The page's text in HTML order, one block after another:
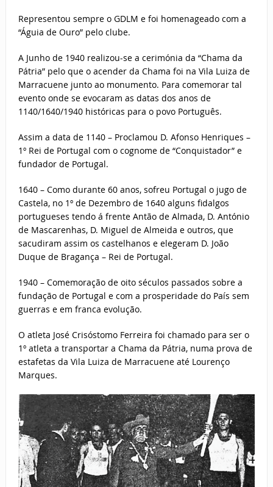
Representou sempre o GDLM e foi homenageado com a
“Águia de Ouro” pelo clube.
A Junho de 1940 realizou-se a cerimónia da “Chama da
Pátria” pelo que o acender da Chama foi na Vila Luiza de
Marracuene junto ao monumento. Para comemorar tal
evento onde se evocaram as datas dos anos de
1140/1640/1940 históricas para o povo Português.
Assim a data de 1140 – Proclamou D. Afonso Henriques –
1º Rei de Portugal com o cognome de “Conquistador” e
fundador de Portugal.
1640 – Como durante 60 anos, sofreu Portugal o jugo de
Castela, no 1º de Dezembro de 1640 alguns fidalgos
portugueses tendo á frente Antão de Almada, D. António
de Mascarenhas, D. Miguel de Almeida e outros, que
sacudiram assim os castelhanos e elegeram D. João
Duque de Bragança – Rei de Portugal.
1940 – Comemoração de oito séculos passados sobre a
fundação de Portugal e com a prosperidade do País sem
guerras e em franca evolução.
O atleta José Crisóstomo Ferreira foi chamado para ser o
1º atleta a transportar a Chama da Pátria, numa prova de
estafetas da Vila Luiza de Marracuene até Lourenço
Marques.